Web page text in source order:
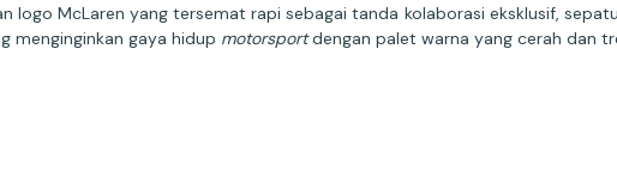
logo McLaren yang tersemat rapi sebagai tanda kolaborasi eksklusif,
menginginkan gaya hidup motorsportdengan palet warna yang cerah dan